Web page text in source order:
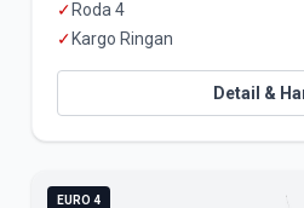
✓ Roda 4
✓ Kargo Ringan
Detail &
EURO 4